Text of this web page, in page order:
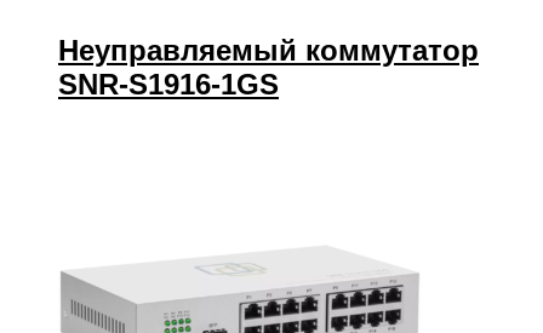
Неуправляемый коммутатор
SNR-S1916-1GS